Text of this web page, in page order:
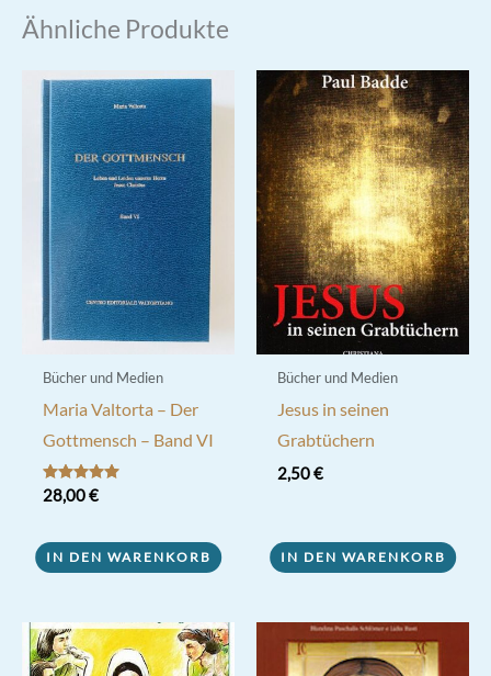
Ähnliche Produkte
Bücher und Medien
Maria Valtorta – Der
Gottmensch – Band VI
Bewertet mit
5.00
28,00€
IN DEN WARENKORB
Bücher und Medien
Jesus in seinen
Grabtüchern
2,50€
IN DEN WARENKORB